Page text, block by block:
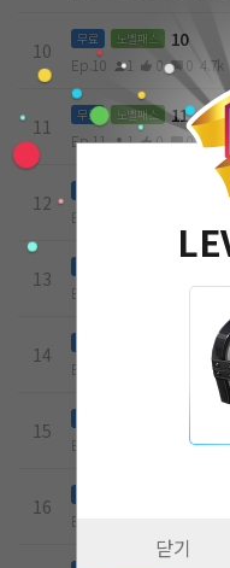
10
무료 노벨패스 10
Ep.10 1 0 0 4.7k
11
무료 노벨패스 11
Ep.11 1 0 0 3.4k
12
Ep.12
13
Ep.13 0 3k
14
Ep.14 4.1k
15 15
Ep.15 0 4k
16
Ep.16
닫기